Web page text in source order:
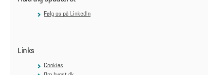
Følg os på LinkedIn
Links
Cookies